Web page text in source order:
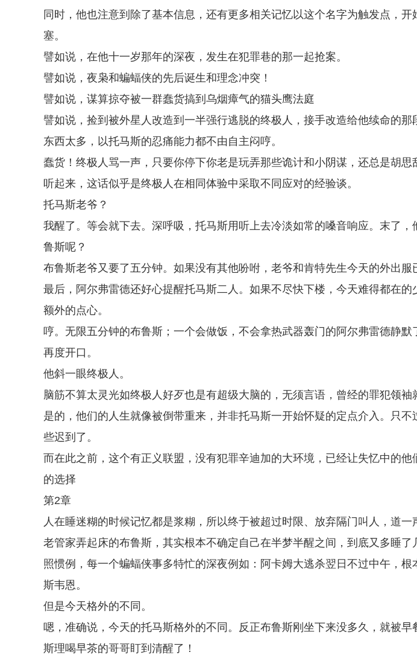
同时，他也注意到除了基本信息，还有更多相关记忆以这个名字为触发点，
塞。
譬如说，在他十一岁那年的深夜，发生在犯罪巷的那一起抢案。
譬如说，夜枭和蝙蝠侠的先后诞生和理念冲突！
譬如说，谋算掠夺被一群蠢货搞到乌烟瘴气的猫头鹰法庭
譬如说，捡到被外星人改造到一半强行逃脱的终极人，接手改造给他续命的那
东西太多，以托马斯的忍痛能力都不由自主闷哼。
蠢货！终极人骂一声，只要你停下你老是玩弄那些诡计和小阴谋，还总是胡思
听起来，这话似乎是终极人在相同体验中采取不同应对的经验谈。
托马斯老爷？
我醒了。等会就下去。深呼吸，托马斯用听上去冷淡如常的嗓音响应。末了
鲁斯呢？
布鲁斯老爷又要了五分钟。如果没有其他吩咐，老爷和肯特先生今天的外出服
最后，阿尔弗雷德还好心提醒托马斯二人。如果不尽快下楼，今天难得都在的
额外的点心。
哼。无限五分钟的布鲁斯；一个会做饭，不会拿热武器轰门的阿尔弗雷德静
再度开口。
他斜一眼终极人。
脑筋不算太灵光如终极人好歹也是有超级大脑的，无须言语，曾经的罪犯领袖
是的，他们的人生就像被倒带重来，并非托马斯一开始怀疑的定点介入。只
些迟到了。
而在此之前，这个有正义联盟，没有犯罪辛迪加的大环境，已经让失忆中的
的选择
第2章
人在睡迷糊的时候记忆都是浆糊，所以终于被超过时限、放弃隔门叫人，道
老管家弄起床的布鲁斯，其实根本不确定自己在半梦半醒之间，到底又多睡了
照惯例，每一个蝙蝠侠事多特忙的深夜例如：阿卡姆大逃杀翌日不过中午，
斯韦恩。
但是今天格外的不同。
嗯，准确说，今天的托马斯格外的不同。反正布鲁斯刚坐下来没多久，就被早
斯理喝早茶的哥哥盯到清醒了！